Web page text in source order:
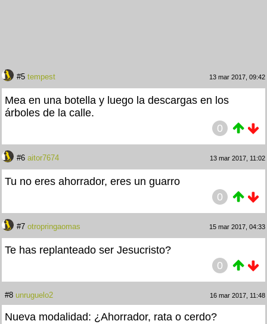
#5 tempest 13 mar 2017, 09:42
Mea en una botella y luego la descargas en los
árboles de la calle.
0
#6 aitor7674 13 mar 2017, 11:02
Tu no eres ahorrador, eres un guarro
0
#7 otropringaomas 15 mar 2017, 04:33
Te has replanteado ser Jesucristo?
0
#8 unruguelo2 16 mar 2017, 11:48
Nueva modalidad: ¿Ahorrador, rata o cerdo?